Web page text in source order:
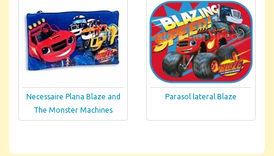
Necessaire Plana Blaze and
The Monster Machines
Parasol lateral Blaze